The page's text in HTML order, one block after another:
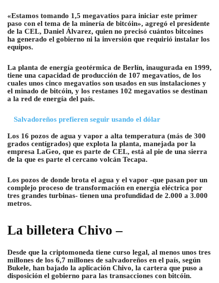
«Estamos tomando 1,5 megavatios para iniciar este primer
paso con el tema de la minería de bitcóin», agregó el presidente
de la CEL, Daniel Álvarez, quien no precisó cuántos bitcoines
ha generado el gobierno ni la inversión que requirió instalar los
equipos.
La planta de energía geotérmica de Berlín, inaugurada en 1999,
tiene una capacidad de producción de 107 megavatios, de los
cuales unos cinco megavatios son usados en sus instalaciones y
el minado de bitcóin, y los restanes 102 megavatios se destinan
a la red de energía del país.
Salvadoreños prefieren seguir usando el dólar
Los 16 pozos de agua y vapor a alta temperatura (más de 300
grados centígrados) que explota la planta, manejada por la
empresa LaGeo, que es parte de CEL, está al pie de una sierra
de la que es parte el cercano volcán Tecapa.
Los pozos de donde brota el agua y el vapor -que pasan por un
complejo proceso de transformación en energía eléctrica por
tres grandes turbinas- tienen una profundidad de 2.000 a 3.000
metros.
La billetera Chivo –
Desde que la criptomoneda tiene curso legal, al menos unos tres
millones de los 6,7 millones de salvadoreños en el país, según
Bukele, han bajado la aplicación Chivo, la cartera que puso a
disposición el gobierno para las transacciones con bitcóin.